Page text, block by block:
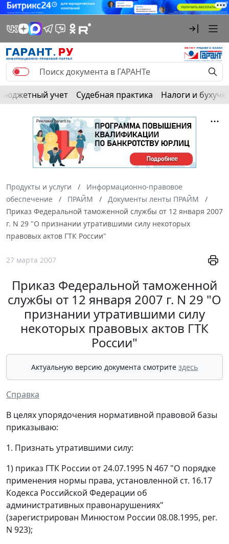
Бюджетный учет Судебная практика Налоги и
Продукты и услуги
Информационно-правовое
обеспечение
ПРАЙМ
Документы ленты ПРАЙМ
Приказ Федеральной таможенной службы от 12 января 2007
г. N 29 "О признании утратившими силу некоторых
правовых актов ГТК России"
27 марта 2007
Приказ Федеральной таможенной
службы от 12 января 2007 г. N 29 "О
признании утратившими силу
некоторых правовых актов ГТК
России"
Актуальную версию документа смотрите здесь
Справка
В целях упорядочения нормативной правовой базы
приказываю:
1. Признать утратившими силу:
1) приказ ГТК России от 24.07.1995 N 467 "О порядке
применения нормы права, установленной ст. 16.17
Кодекса Российской Федерации об
административных правонарушениях"
(зарегистрирован Минюстом России 08.08.1995, рег.
N 923);